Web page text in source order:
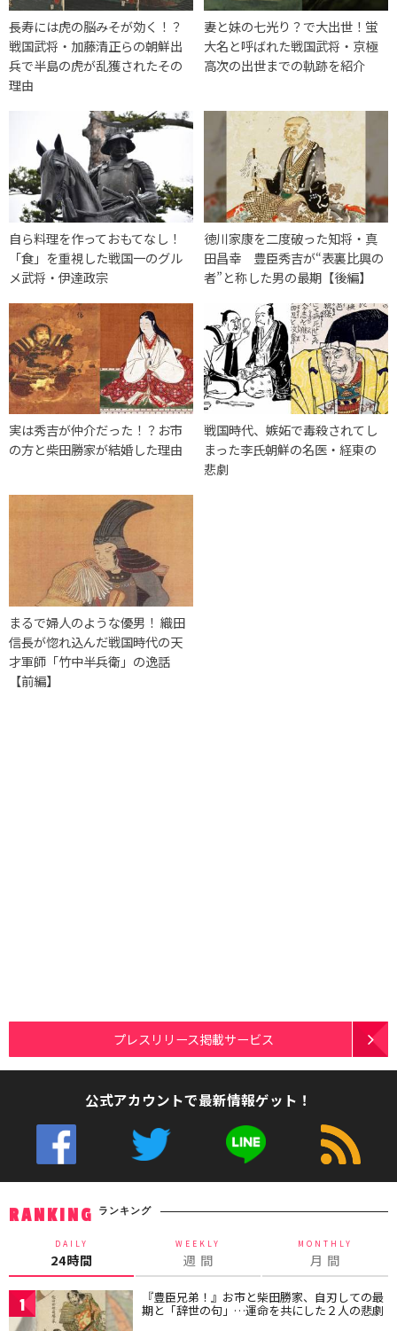
長寿には虎の脳みそが効く！？
戦国武将・加藤清正らの朝鮮出
兵で半島の虎が乱獲されたその
理由
妻と妹の七光り？で大出世！蛍
大名と呼ばれた戦国武将・京極
高次の出世までの軌跡を紹介
自ら料理を作っておもてなし！
「食」を重視した戦国一のグル
メ武将・伊達政宗
徳川家康を二度破った知将・真
田昌幸 豊臣秀吉が“表裏比興の
者”と称した男の最期【後編】
実は秀吉が仲介だった！？お市
の方と柴田勝家が結婚した理由
戦国時代、嫉妬で毒殺されてし
まった李氏朝鮮の名医・経東の
悲劇
まるで婦人のような優男！ 織田
信長が惚れ込んだ戦国時代の天
才軍師「竹中半兵衛」の逸話
【前編】
プレスリリース掲載サービス
公式アカウントで最新情報ゲット！
RANKING ランキング
DAILY
24時間
WEEKLY
週 間
MONTHLY
月 間
1 『豊臣兄弟！』お市と柴田勝家、自刃しての最
期と「辞世の句」…運命を共にした２人の悲劇